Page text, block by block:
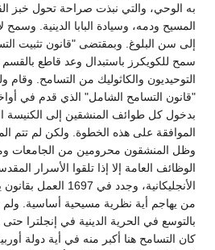
به الوحي، والتي نبذت صراحة تحول خبز
المسيح ودمه، وسيادة البابا الدينية. وسمح
سمح للكويكرز باستبدال وعد قاطع
التوحيديون والكاثوليك من التسامح.
بدخول كل طوائف المنشقين إلى الكنيسة
الموافقة على هذه الخطوة. ولكن لم تتم
وظل المنشقون محرومين من الجامعات
الوظائف العامة إلا إذا تلقوا الأسرار
الأنجليكانية، وجدد
من يهاجم أية نظرية مسيحية أساسية.